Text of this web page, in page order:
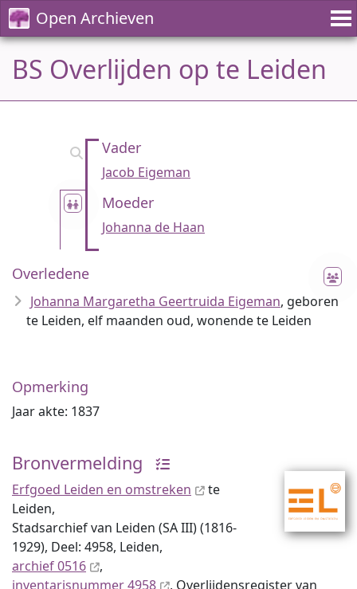
Open Archieven
BS Overlijden op te Leiden
Vader
Jacob Eigeman
Moeder
Johanna de Haan
Overledene
Johanna Margaretha Geertruida Eigeman, geboren
te Leiden, elf maanden oud, wonende te Leiden
Opmerking
Jaar akte: 1837
Bronvermelding
Erfgoed Leiden en omstreken
te
Leiden,
Stadsarchief van Leiden (SA III) (1816-
1929), Deel: 4958, Leiden,
archief 0516
,
inventaris­num­mer 4958
, Overlijdensregister van